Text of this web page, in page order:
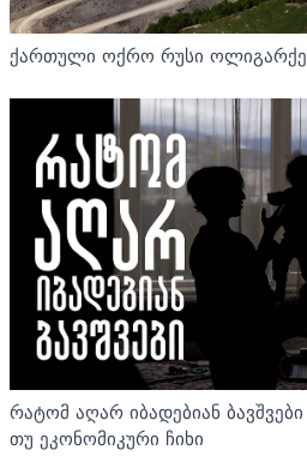
ქართული ოქრო რუსი
რატომ აღარ იბადებიან
თუ ეკონომიკური ჩიხი